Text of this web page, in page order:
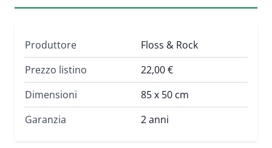
Produttore
Floss & Rock
Prezzo listino
22,00 €
Dimensioni
85 x 50 cm
Garanzia
2 anni